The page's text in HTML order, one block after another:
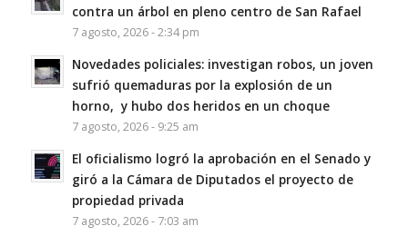
contra un árbol en pleno centro de San Rafael
7 agosto, 2026 - 2:34 pm
Novedades policiales: investigan robos, un joven
sufrió quemaduras por la explosión de un
horno, y hubo dos heridos en un choque
7 agosto, 2026 - 9:25 am
El oficialismo logró la aprobación en el Senado y
giró a la Cámara de Diputados el proyecto de
propiedad privada
7 agosto, 2026 - 7:03 am